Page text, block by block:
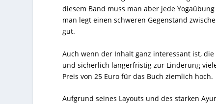
diesem Band muss man aber jede
man legt einen schweren Gegenstand
gut.
Auch wenn der Inhalt ganz interessant ist,
und sicherlich längerfristig zur Linderung
Preis von 25 Euro für das Buch ziemlich hoch.
Aufgrund seines Layouts und des starken